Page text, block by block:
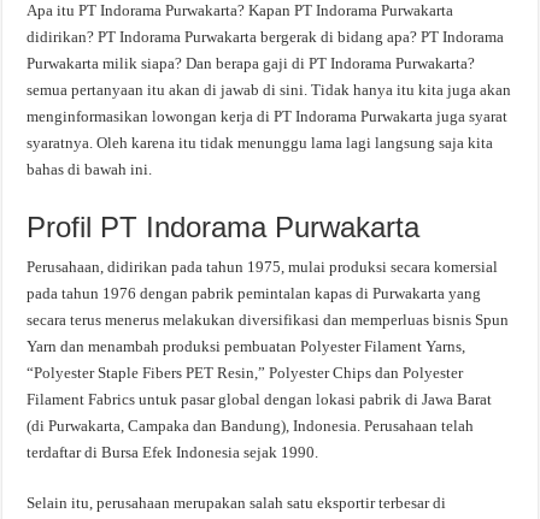
Apa itu PT Indorama Purwakarta? Kapan PT Indorama Purwakarta
didirikan? PT Indorama Purwakarta bergerak di bidang apa? PT Indorama
Purwakarta milik siapa? Dan berapa gaji di PT Indorama Purwakarta?
semua pertanyaan itu akan di jawab di sini. Tidak hanya itu kita juga akan
menginformasikan lowongan kerja di PT Indorama Purwakarta juga syarat
syaratnya. Oleh karena itu tidak menunggu lama lagi langsung saja kita
bahas di bawah ini.
Profil PT Indorama Purwakarta
Perusahaan, didirikan pada tahun 1975, mulai produksi secara komersial
pada tahun 1976 dengan pabrik pemintalan kapas di Purwakarta yang
secara terus menerus melakukan diversifikasi dan memperluas bisnis Spun
Yarn dan menambah produksi pembuatan Polyester Filament Yarns,
“Polyester Staple Fibers PET Resin,” Polyester Chips dan Polyester
Filament Fabrics untuk pasar global dengan lokasi pabrik di Jawa Barat
(di Purwakarta, Campaka dan Bandung), Indonesia. Perusahaan telah
terdaftar di Bursa Efek Indonesia sejak 1990.
Selain itu, perusahaan merupakan salah satu eksportir terbesar di